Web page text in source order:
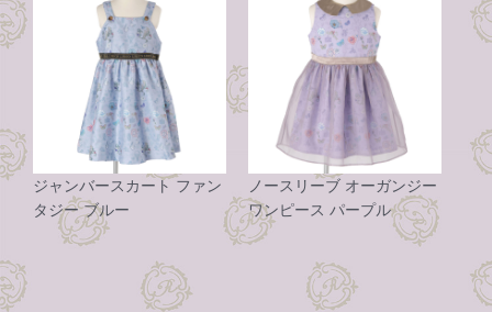
ジャンバースカート ファン
タジー ブルー
ノースリーブ オーガンジー
ワンピース パープル